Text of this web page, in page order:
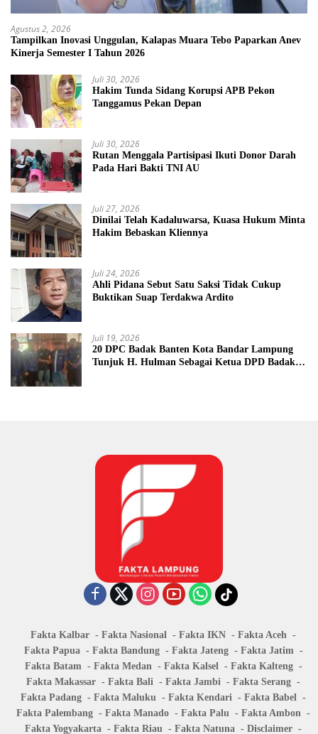
Agustus 2, 2026
Tampilkan Inovasi Unggulan, Kalapas Muara Tebo Paparkan Anev
Kinerja Semester I Tahun 2026
Juli 30, 2026
Hakim Tunda Sidang Korupsi APB Pekon
Tanggamus Pekan Depan
Juli 30, 2026
Rutan Menggala Partisipasi Ikuti Donor Darah
Pada Hari Bakti TNI AU
Juli 27, 2026
Dinilai Telah Kadaluwarsa, Kuasa Hukum Minta
Hakim Bebaskan Kliennya
Juli 24, 2026
Ahli Pidana Sebut Satu Saksi Tidak Cukup
Buktikan Suap Terdakwa Ardito
Juli 19, 2026
20 DPC Badak Banten Kota Bandar Lampung
Tunjuk H. Hulman Sebagai Ketua DPD Badak
Fakta Kalbar Fakta Nasional Fakta IKN
Fakta Aceh
Fakta Papua
Fakta Bandung Fakta Jateng
Fakta Jatim
Fakta Batam
Fakta Medan Fakta Kalsel
Fakta Kalteng
Fakta Makassar
Fakta Bali Fakta Jambi
Fakta Serang
Fakta Padang
Fakta Maluku Fakta Kendari
Fakta Babel
Fakta Palembang
Fakta Manado Fakta Palu
Fakta Ambon
Fakta Yogyakarta
Fakta Riau Fakta Natuna Disclaimer